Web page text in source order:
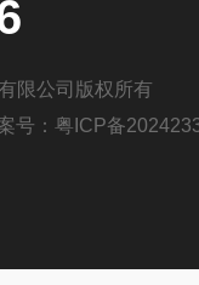
限公司版权所有
号： 粤ICP备